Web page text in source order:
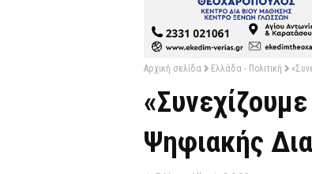
Αρχική σελίδα Ελλάδα - Πολιτική
Ψηφιακής